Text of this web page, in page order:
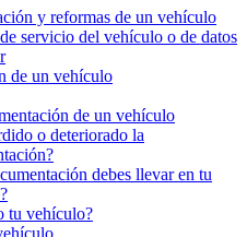
y reformas de un vehículo
servicio del vehículo o de datos
de un vehículo
de un vehículo
o deteriorado la
debes llevar en tu
tu vehículo?